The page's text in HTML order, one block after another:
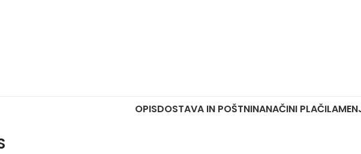
OPISDOSTAVA IN POŠTNINANAČINI PLAČILA